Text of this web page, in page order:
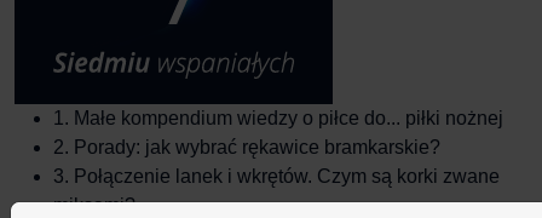
1. Małe kompendium wiedzy o piłce do... piłki nożnej
2. Porady: jak wybrać rękawice bramkarskie?
3. Połączenie lanek i wkrętów. Czym są korki zwane
miksami?